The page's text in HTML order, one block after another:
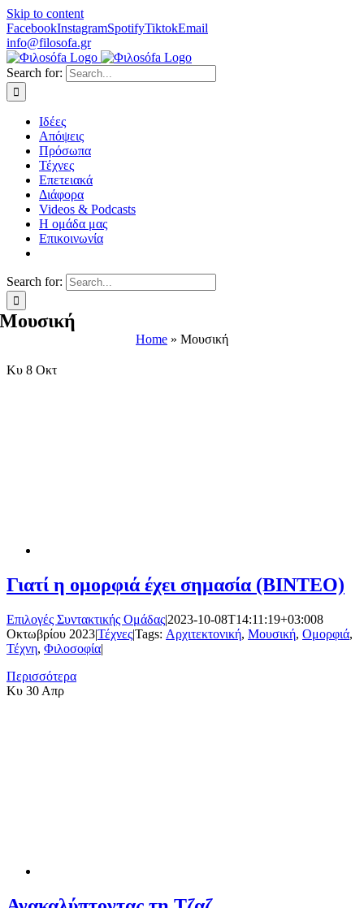
Skip to content
FacebookInstagramSpotifyTiktokEmail
info@filosofa.gr
Search for:
Ιδέες
Απόψεις
Πρόσωπα
Τέχνες
Επετειακά
Διάφορα
Videos & Podcasts
Η ομάδα μας
Επικοινωνία
Search for:
Μουσική
Home » Μουσική
Κυ 8 Οκτ
Γιατί η ομορφιά έχει σημασία (ΒΙΝΤΕΟ)
Επιλογές Συντακτικής Ομάδας|2023-10-08T14:11:19+03:008
Οκτωβρίου 2023|Τέχνες|Tags: Αρχιτεκτονική, Μουσική, Ομορφιά,
Τέχνη, Φιλοσοφία|
Περισσότερα
Κυ 30 Απρ